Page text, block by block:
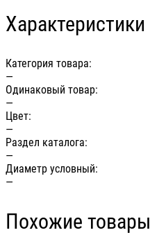
Характеристики
Категория товара:
—
Одинаковый товар:
—
Цвет:
—
Раздел каталога:
—
Диаметр условный:
—
Похожие товары